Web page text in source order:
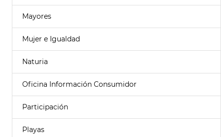
Mayores
Mujer e Igualdad
Naturia
Oficina Información Consumidor
Participación
Playas